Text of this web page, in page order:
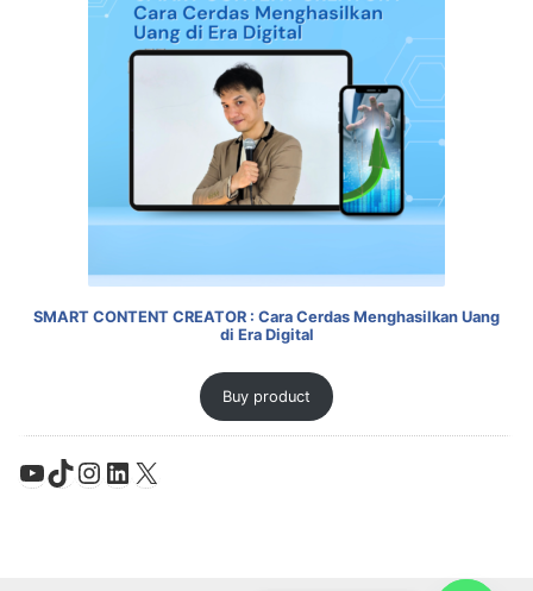
SMART CONTENT CREATOR : Cara Cerdas Menghasilkan Uang
di Era Digital
Buy product
YouTube
TikTok
Instagram
LinkedIn
X